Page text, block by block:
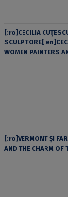
[:ro]CECILIA
WOMEN PAINTERS
[:ro]VERMONT ȘI
AND THE CHARM OF